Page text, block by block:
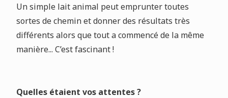
Un simple lait animal peut emprunter toutes
sortes de chemin et donner des résultats très
différents alors que tout a commencé de la même
manière... C’est fascinant !
Quelles étaient vos attentes ?